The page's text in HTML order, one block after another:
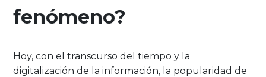
fenómeno?
Hoy, con el transcurso del tiempo y la
digitalización de la información, la popularidad de